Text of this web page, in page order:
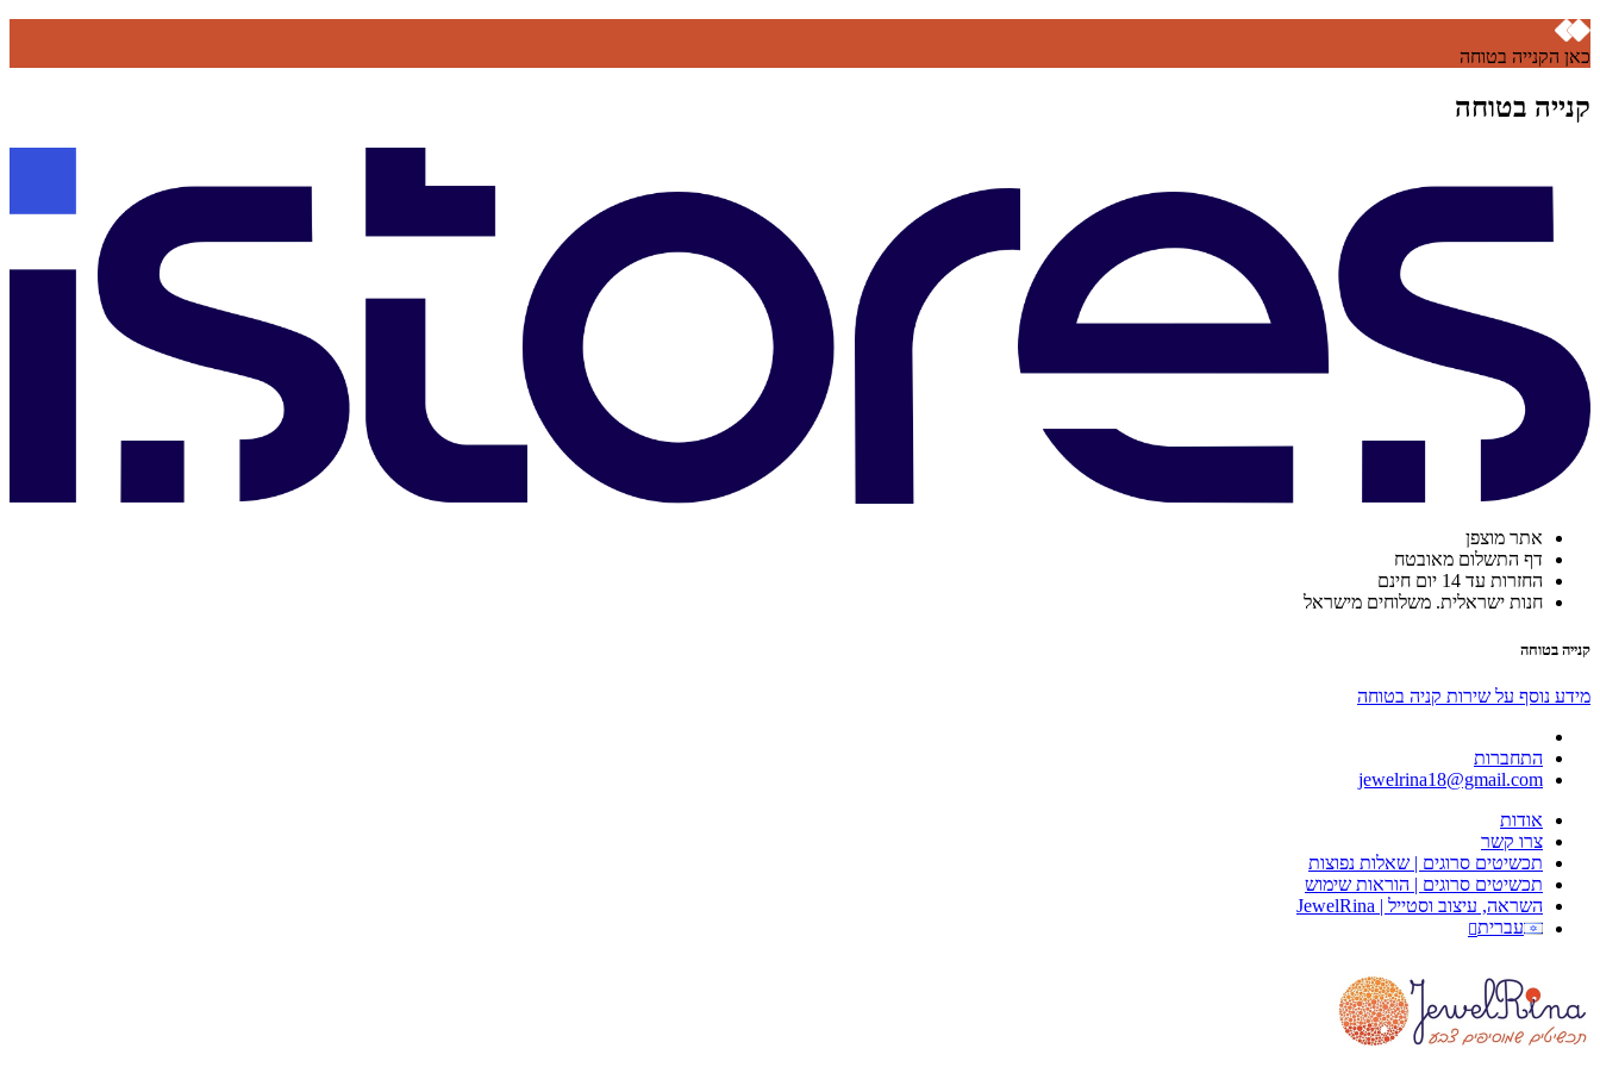
כאן הקנייה בטוחה
קנייה בטוחה
אתר מוצפן
דף התשלום מאובטח
החזרות עד 14 יום חינם
חנות ישראלית. משלוחים מישראל
קנייה בטוחה
מידע נוסף על שירות קניה בטוחה
התחברות
jewelrina18@gmail.com
אודות
צרו קשר
תכשיטים סרוגים | שאלות נפוצות
תכשיטים סרוגים | הוראות שימוש
השראה, עיצוב וסטייל | JewelRina
עברית